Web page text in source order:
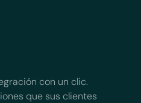
con un clic.
que sus clientes